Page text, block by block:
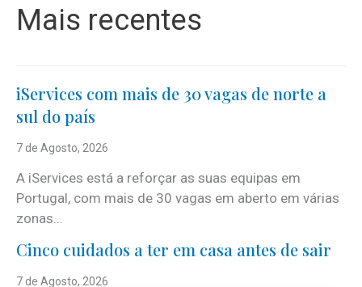
Mais recentes
iServices com mais de 30 vagas de norte a
sul do país
7 de Agosto, 2026
A iServices está a reforçar as suas equipas em
Portugal, com mais de 30 vagas em aberto em várias
zonas...
Cinco cuidados a ter em casa antes de sair
7 de Agosto, 2026